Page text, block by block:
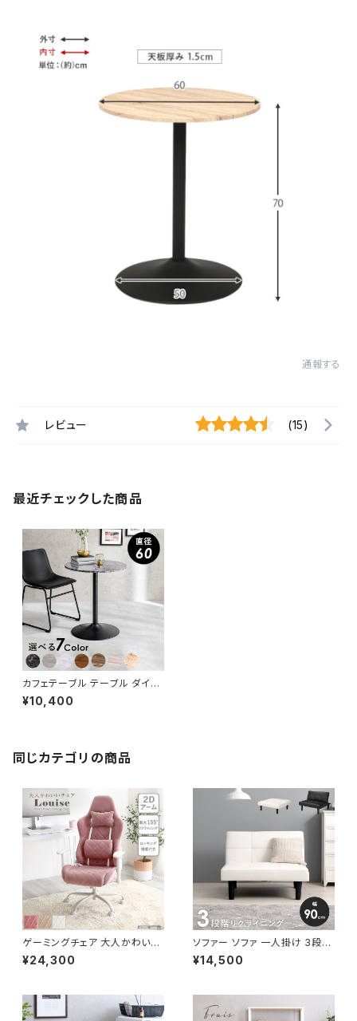
通報する
レビュー (15)
最近チェックした商品
カフェテーブル テーブル ダイニ
ングテーブル 食卓テーブル 丸
型 7色展開
¥10,400
同じカテゴリの商品
ゲーミングチェア 大人かわいい
チェア エレガントチェア ワーク
チェア オフィスチェア イス チェ
¥24,300
ソファー ソファ 一人掛け 3段階
リクライニング ローソファー 一
人暮らし 新生活 幅90
¥14,500